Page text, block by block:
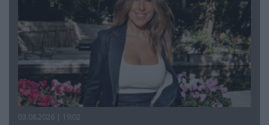
03.08.2026 | 19:02